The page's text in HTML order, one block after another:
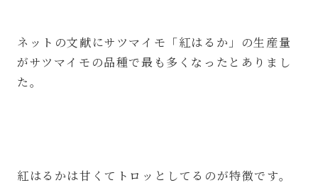
ネットの文献にサツマイモ「紅はるか」の生産量
がサツマイモの品種で最も多くなったとありまし
た。
紅はるかは甘くてトロッとしてるのが特徴です。